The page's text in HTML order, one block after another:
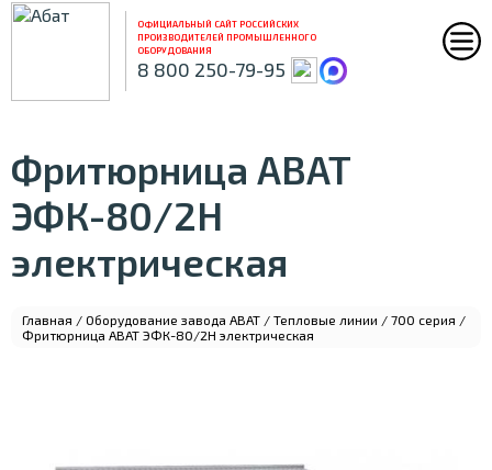
ОФИЦИАЛЬНЫЙ САЙТ РОССИЙСКИХ
ПРОИЗВОДИТЕЛЕЙ ПРОМЫШЛЕННОГО
ОБОРУДОВАНИЯ
8 800 250-79-95
Фритюрница ABAT
ЭФК-80/2Н
электрическая
Главная / Оборудование завода ABAT / Тепловые линии / 700 серия /
Фритюрница ABAT ЭФК-80/2Н электрическая